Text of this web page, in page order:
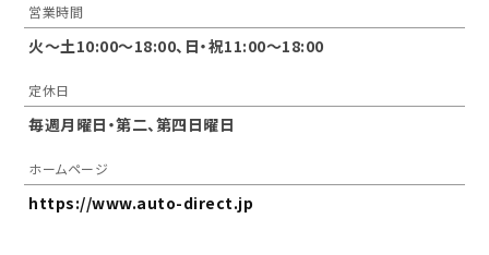
営業時間
火～土10:00〜18:00、日・祝11:00～18:00
定休日
毎週月曜日・第二、第四日曜日
ホームページ
https://www.auto-direct.jp